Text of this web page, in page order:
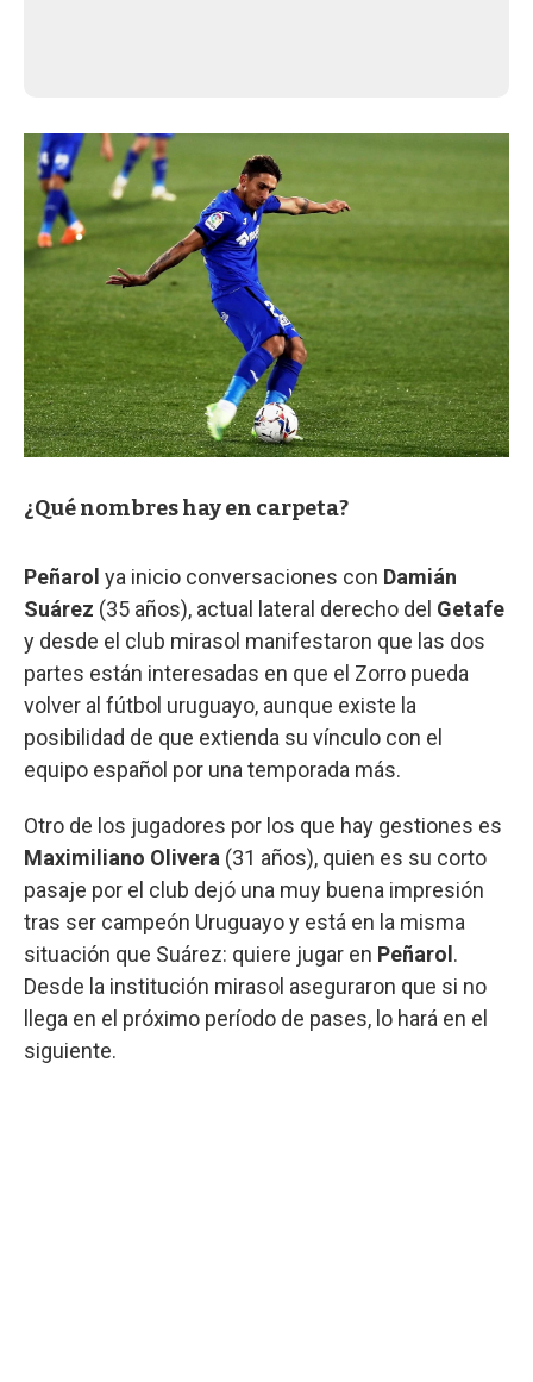
¿Qué nombres hay en carpeta?
Peñarol ya inicio conversaciones con Damián
Suárez (35 años), actual lateral derecho del Getafe
y desde el club mirasol manifestaron que las dos
partes están interesadas en que el Zorro pueda
volver al fútbol uruguayo, aunque existe la
posibilidad de que extienda su vínculo con el
equipo español por una temporada más.
Otro de los jugadores por los que hay gestiones es
Maximiliano Olivera (31 años), quien es su corto
pasaje por el club dejó una muy buena impresión
tras ser campeón Uruguayo y está en la misma
situación que Suárez: quiere jugar en Peñarol.
Desde la institución mirasol aseguraron que si no
llega en el próximo período de pases, lo hará en el
siguiente.